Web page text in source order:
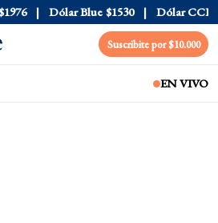
Dólar Blue $1530 Dólar CCL
Suscribite por $10.000
EN VIVO